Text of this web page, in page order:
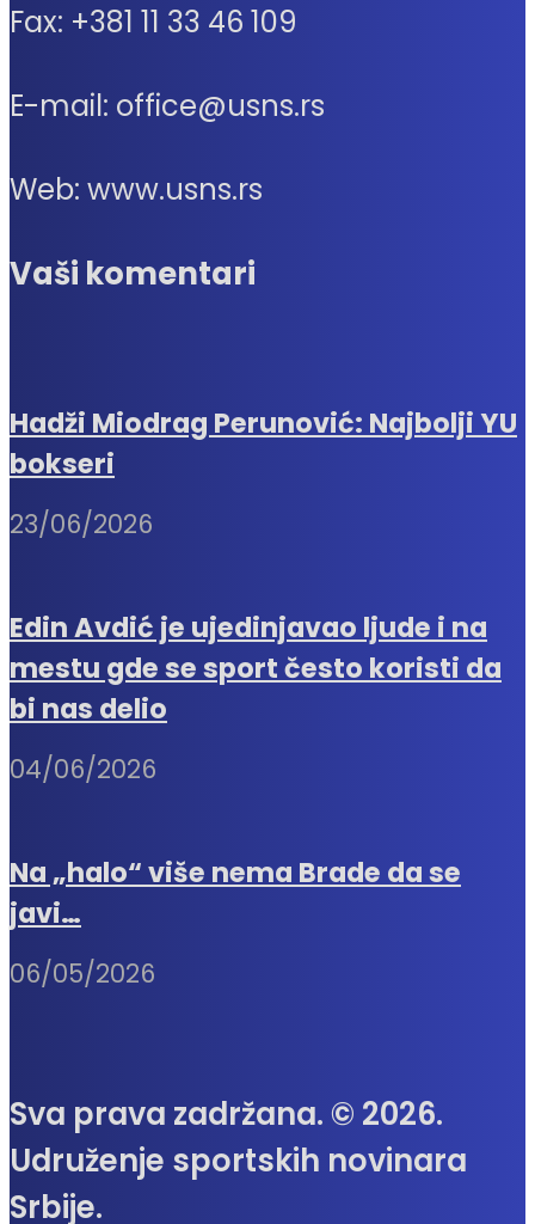
Fax: +381 11 33 46 109
E-mail: office@usns.rs
Web: www.usns.rs
Vaši komentari
Hadži Miodrag Perunović: Najbolji YU
bokseri
23/06/2026
Edin Avdić je ujedinjavao ljude i na
mestu gde se sport često koristi da
bi nas delio
04/06/2026
Na „halo“ više nema Brade da se
javi…
06/05/2026
Sva prava zadržana. © 2026.
Udruženje sportskih novinara
Srbije.